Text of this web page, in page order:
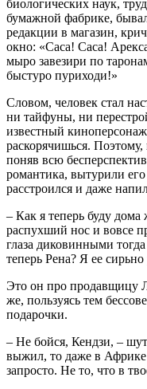
биологических наук,
бумажной фабрике,
редакции в магазин,
окно: «Саса! Саса!
мыро завезири по
быстуро пуриходи!»
Словом, человек стал
ни тайфуны, ни
известный
раскорячишься.
поняв всю
романтика, вытурили
расстроился и даже
– Как я теперь буду
распухший нос и вовсе
глаза диковинными
теперь Рена? Я ее
Это он про продавщицу
же, пользуясь тем
подарочки.
– Не бойся, Кендзи, –
выжил, то даже в
запросто. Не то, что в